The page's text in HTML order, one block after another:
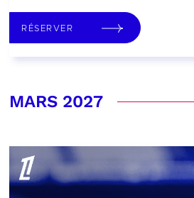
RÉSERVER
MARS 2027